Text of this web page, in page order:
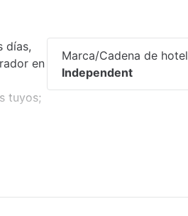
Marca/Cadena de hotel
Independent
días,
en
tuyos;